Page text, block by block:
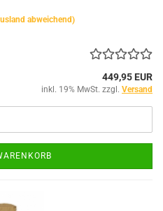
abweichend)
449,95 EUR
inkl. 19% MwSt. zzgl. Versand